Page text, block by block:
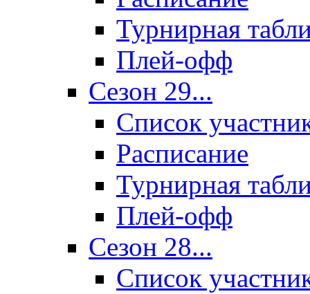
Турнирная
Плей-офф
Сезон 29...
Список
Расписание
Турнирная
Плей-офф
Сезон 28...
Список